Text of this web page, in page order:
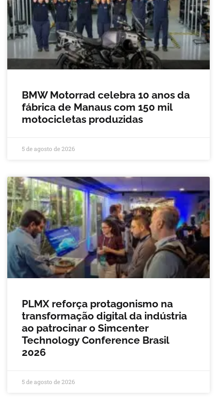
BMW Motorrad celebra 10 anos da
fábrica de Manaus com 150 mil
motocicletas produzidas
5 de agosto de 2026
PLMX reforça protagonismo na
transformação digital da indústria
ao patrocinar o Simcenter
Technology Conference Brasil
2026
5 de agosto de 2026